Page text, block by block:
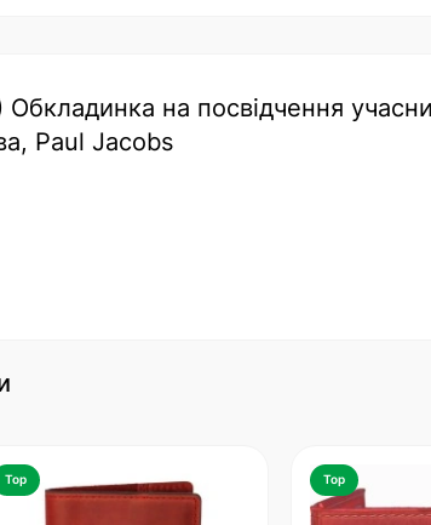
Обкладинка на посвідчення
Paul Jacobs
Top Top